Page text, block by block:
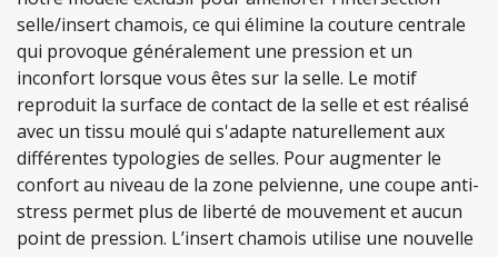
selle/insert chamois, ce qui élimine la couture centrale
qui provoque généralement une pression et un
inconfort lorsque vous êtes sur la selle. Le motif
reproduit la surface de contact de la selle et est réalisé
avec un tissu moulé qui s'adapte naturellement aux
différentes typologies de selles. Pour augmenter le
confort au niveau de la zone pelvienne, une coupe anti-
stress permet plus de liberté de mouvement et aucun
point de pression. L’insert chamois utilise une nouvelle